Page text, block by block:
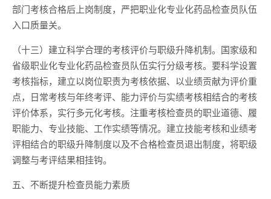
部门考核合格后上岗制度，严把职业化专业化药品检查员队伍
入口质量关。
（十三）建立科学合理的考核评价与职级升降机制。国家级和
省级职业化专业化药品检查员队伍实行分级考核。要科学设置
考核指标，建立以岗位职责为考核依据、以业绩贡献为评价重
点，日常考核与年终考评、能力评价与实绩考核相结合的考核
评价体系，实行多元化考核。注重考核检查员的职业道德、履
职能力、专业技能、工作实绩等情况。建立技能考核和业绩考
评相结合的职级升降制度以及不合格检查员退出制度，将职级
调整与考评结果相挂钩。
五、不断提升检查员能力素质